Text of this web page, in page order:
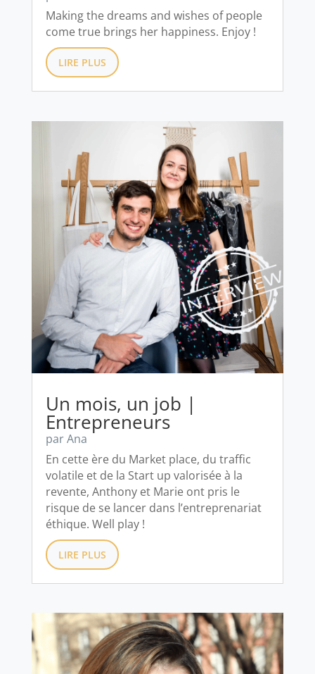
Making the dreams and wishes of people
come true brings her happiness. Enjoy !
LIRE PLUS
Un mois, un job |
Entrepreneurs
parAna
En cette ère du Market place, du traffic
volatile et de la Start up valorisée à la
revente, Anthony et Marie ont pris le
risque de se lancer dans l’entreprenariat
éthique. Well play !
LIRE PLUS